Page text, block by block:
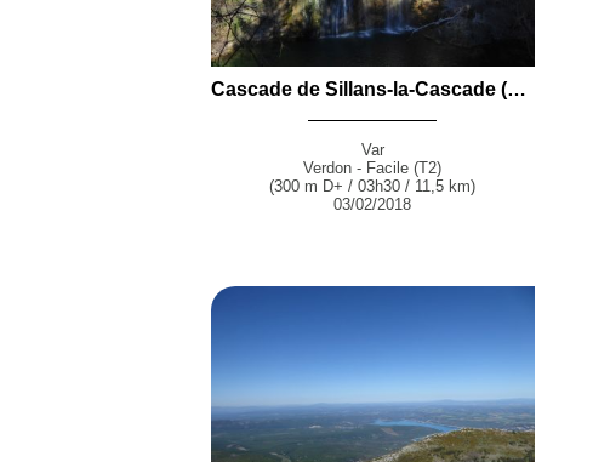
Cascade de Sillans-la-Cascade (330 m) en boucle par Salernes et les Tourons depuis Sillans-la-Cascade
Var
Verdon - Facile (T2)
(300 m D+ / 03h30 / 11,5 km)
03/02/2018